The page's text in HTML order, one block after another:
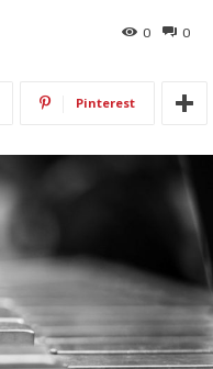
0
0
Pinterest